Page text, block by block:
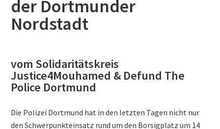
der Dortmunder
Nordstadt
vom Solidaritätskreis
Justice4Mouhamed & Defund The
Police Dortmund
Die Polizei Dortmund hat in den letzten Tagen nicht nur
den Schwerpunkteinsatz rund um den Borsigplatz um 14